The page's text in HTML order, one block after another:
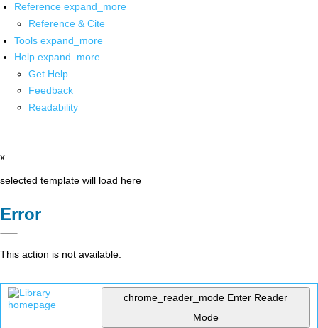
Reference expand_more
Reference & Cite
Tools expand_more
Help expand_more
Get Help
Feedback
Readability
x
selected template will load here
Error
This action is not available.
chrome_reader_mode Enter Reader
Mode